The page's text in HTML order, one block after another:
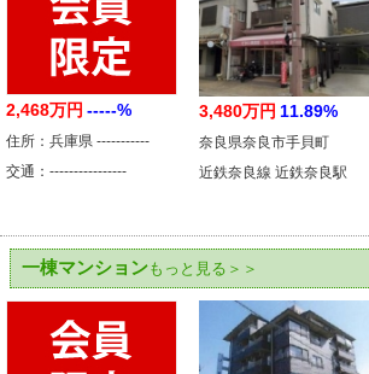
2,468万円 -----%
住所：兵庫県 -----------
交通：----------------
3,480万円 11.89%
奈良県奈良市手貝町
近鉄奈良線 近鉄奈良駅
一棟マンションもっと見る＞＞